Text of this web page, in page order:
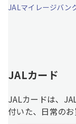
JALマイレージバン
JALカード
JALカードは、
付いた、日常の